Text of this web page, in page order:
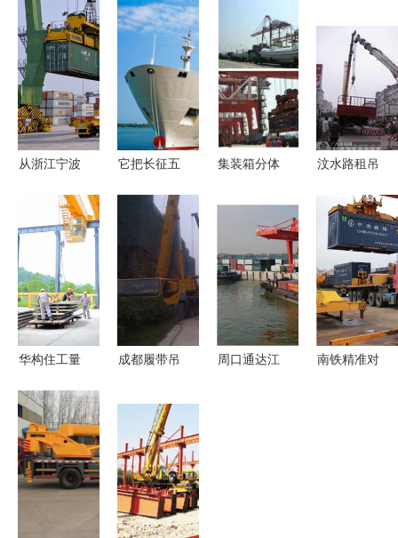
从浙江宁波
加达丹戎不
碌港 高效
搬运服务的
全方位解读
它把长征五
后回港,揭
秘首支火箭
运输船队最
怕啥 货物
集装箱分体
新选择
汶水路租吊
攻略 35吨
吊车+货物
装卸+闸北
叉车一站式
服务
华构住工量
利完成半年
目标任务搬
运服务获赞
誉
成都履带吊
解析 龙擎
吊装助您高
效完成货物
吊装与运输
周口通达江
南铁精准对